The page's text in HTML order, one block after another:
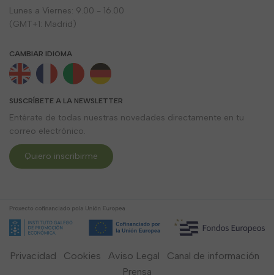
Lunes a Viernes: 9.00 - 16.00
(GMT+1: Madrid)
CAMBIAR IDIOMA
SUSCRÍBETE A LA NEWSLETTER
Entérate de todas nuestras novedades directamente en tu
correo electrónico.
Quiero inscribirme
Privacidad Cookies Aviso Legal
Canal de información
Prensa